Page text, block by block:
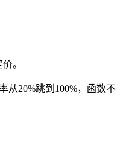
。
从20%跳到100%，函数不